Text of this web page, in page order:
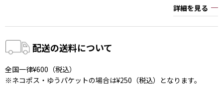
詳細を見る
配送の送料について
全国一律¥600（税込）
※ネコポス・ゆうパケットの場合は¥250（税込）となります。